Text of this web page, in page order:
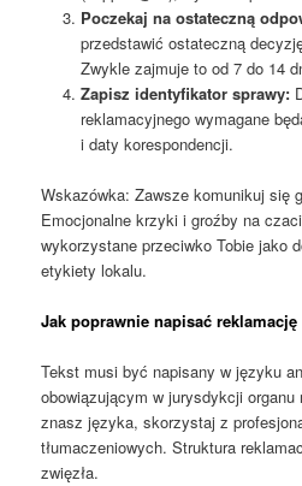
Poczekaj na ostateczną
przedstawić ostateczną
Zwykle zajmuje to od 7 do 14
Zapisz identyfikator sprawy:
reklamacyjnego wymagane
i daty korespondencji.
Wskazówka: Zawsze komunikuj się
Emocjonalne krzyki i groźby na
wykorzystane przeciwko Tobie jako
etykiety lokalu.
Jak poprawnie napisać reklamację
Tekst musi być napisany w języku
obowiązującym w jurysdykcji
znasz języka, skorzystaj z
tłumaczeniowych. Struktura
zwięzła.